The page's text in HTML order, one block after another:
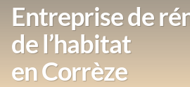
Entreprise de
de l’habitat
en Corrèze